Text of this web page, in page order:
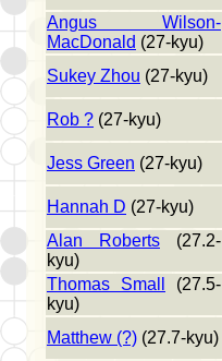
Angus Wilson-
MacDonald (27-kyu)
Sukey Zhou (27-kyu)
Rob ? (27-kyu)
Jess Green (27-kyu)
Hannah D (27-kyu)
Alan Roberts (27.2-
kyu)
Thomas Small
(27.5-
kyu)
Matthew (?) (27.7-kyu)